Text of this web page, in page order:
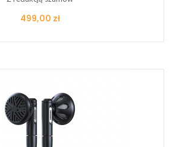
Cena
499,00 zł